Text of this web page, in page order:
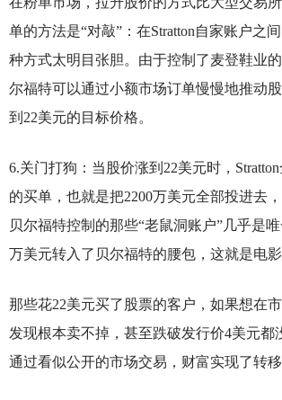
单的方法是“对敲”：在Stratton自家账户之
种方式太明目张胆。由于控制了麦登鞋业
尔福特可以通过小额市场订单慢慢地推动
到22美元的目标价格。
6.关门打狗：当股价涨到22美元时，
的买单，也就是把2200万美元全部投进去
贝尔福特控制的那些“老鼠洞账户”几乎是
万美元转入了贝尔福特的腰包，这就是电影
那些花22美元买了股票的客户，如果想在
发现根本卖不掉，甚至跌破发行价4美元都
通过看似公开的市场交易，财富实现了转移